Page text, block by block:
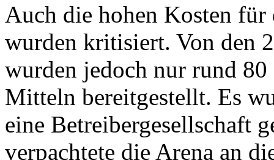
Auch die hohen Kosten
wurden kritisiert. Von den
wurden jedoch nur rund
Mitteln bereitgestellt. Es
eine Betreibergesellschaft
verpachtete die Arena an